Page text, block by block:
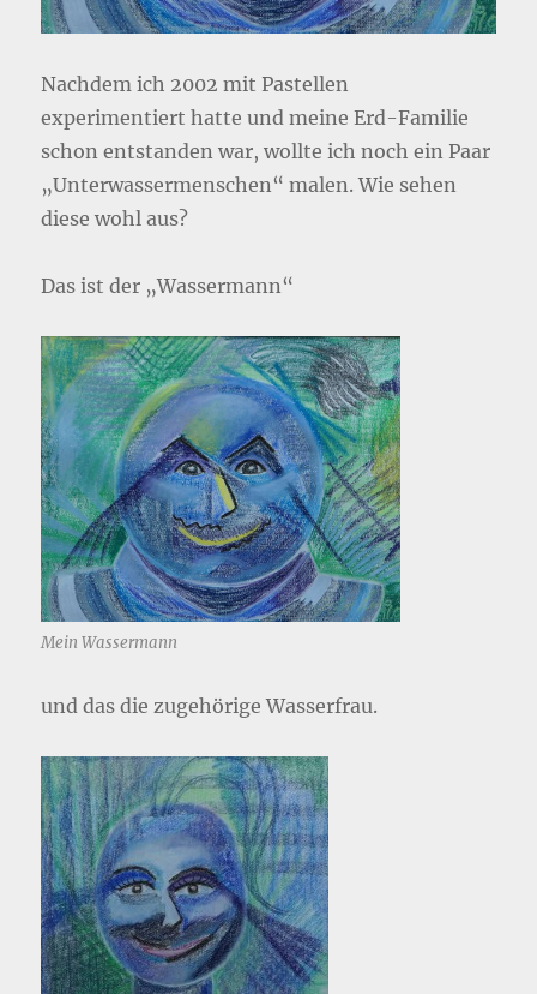
Nachdem ich 2002 mit Pastellen
experimentiert hatte und meine Erd-Familie
schon entstanden war, wollte ich noch ein Paar
„Unterwassermenschen“ malen. Wie sehen
diese wohl aus?
Das ist der „Wassermann“
Mein Wassermann
und das die zugehörige Wasserfrau.